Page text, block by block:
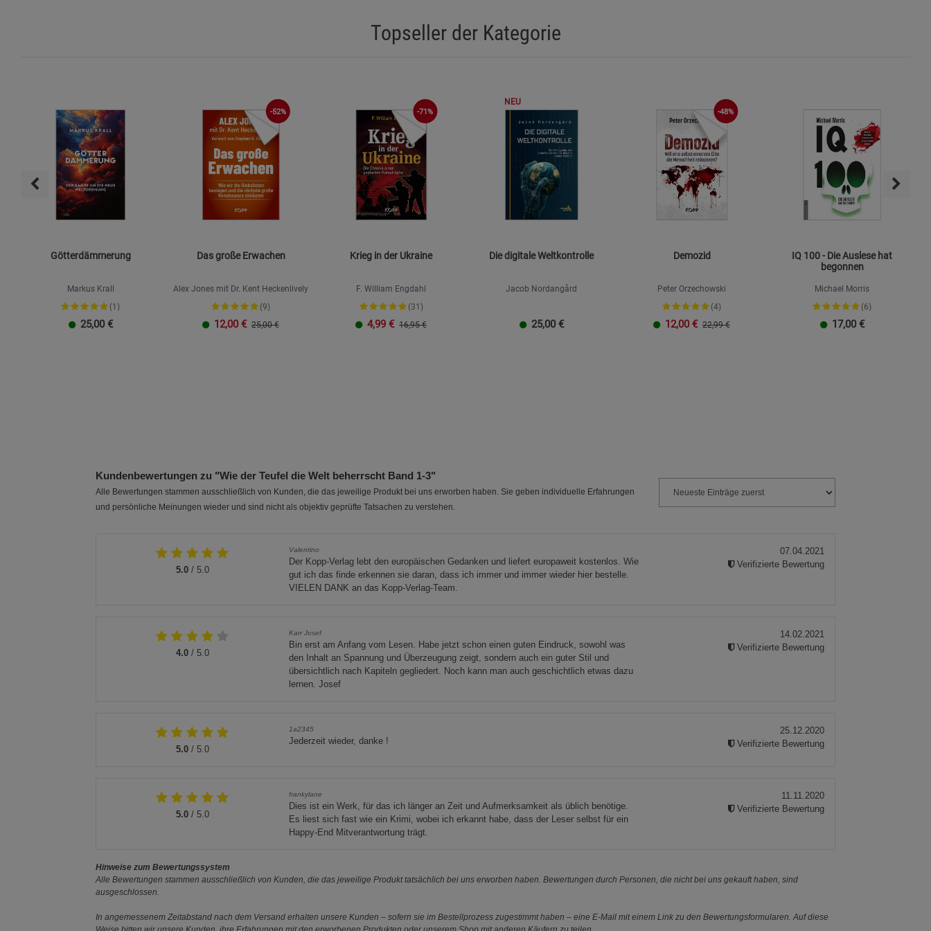
Topseller der Kategorie
Götterdämmerung
Markus Krall
(1)
25,00 €
-52%
Das große Erwachen
Alex Jones mit Dr. Kent Heckenlively
(9)
12,00 € 25,00 €
-71%
Krieg in der Ukraine
F. William Engdahl
(31)
4,99 € 16,95 €
NEU
Die digitale Weltkontrolle
Jacob Nordangård
25,00 €
-48%
Demozid
Peter Orzechowski
(4)
12,00 € 22,99 €
IQ 100 - Die Auslese hat
begonnen
Michael Morris
(6)
17,00 €
Kundenbewertungen zu "Wie der Teufel die Welt beherrscht Band 1-3"
Alle Bewertungen stammen ausschließlich von Kunden, die das jeweilige Produkt bei uns erworben haben. Sie geben individuelle Erfahrungen
und persönliche Meinungen wieder und sind nicht als objektiv geprüfte Tatsachen zu verstehen.
5.0/ 5.0
Valentino
Der Kopp-Verlag lebt den europäischen Gedanken und liefert europaweit kostenlos. Wie
gut ich das finde erkennen sie daran, dass ich immer und immer wieder hier bestelle.
VIELEN DANK an das Kopp-Verlag-Team.
07.04.2021
Verifizierte Bewertung
4.0/ 5.0
Karr Josef
Bin erst am Anfang vom Lesen. Habe jetzt schon einen guten Eindruck, sowohl was
den Inhalt an Spannung und Überzeugung zeigt, sondern auch ein guter Stil und
übersichtlich nach Kapiteln gegliedert. Noch kann man auch geschichtlich etwas dazu
lernen. Josef
14.02.2021
Verifizierte Bewertung
5.0/ 5.0
1a2345
Jederzeit wieder, danke !
25.12.2020
Verifizierte Bewertung
5.0/ 5.0
frankylane
Dies ist ein Werk, für das ich länger an Zeit und Aufmerksamkeit als üblich benötige.
Es liest sich fast wie ein Krimi, wobei ich erkannt habe, dass der Leser selbst für ein
Happy-End Mitverantwortung trägt.
11.11.2020
Verifizierte Bewertung
Hinweise zum Bewertungssystem
Alle Bewertungen stammen ausschließlich von Kunden, die das jeweilige Produkt tatsächlich bei uns erworben haben. Bewertungen durch Personen, die nicht bei uns gekauft haben, sind
ausgeschlossen.
In angemessenem Zeitabstand nach dem Versand erhalten unsere Kunden – sofern sie im Bestellprozess zugestimmt haben – eine E-Mail mit einem Link zu den Bewertungsformularen. Auf diese
Beschreibung Statistik Cookies
Marketing Cookies (3)
Beschreibung Marketing Cookies
Cookie-Informationen anzeigen
Datenschutzerklärung